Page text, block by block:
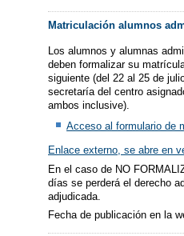
Matriculación alumnos
Los alumnos y alumnas
deben formalizar su
siguiente (del 22 al 25 de
secretaría del centro
ambos inclusive).
Acceso al formulario de
Enlace externo, se abre en
En el caso de NO
días se perderá el derecho
adjudicada.
Fecha de publicación en la